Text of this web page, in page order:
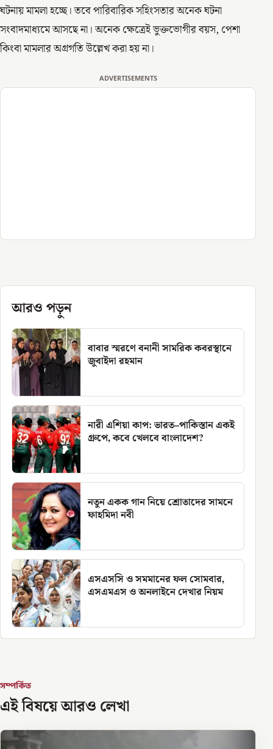
ঘটনায় মামলা হচ্ছে। তবে পারিবারিক সহিংসতার অনেক ঘটনা
সংবাদমাধ্যমে আসছে না। অনেক ক্ষেত্রেই ভুক্তভোগীর বয়স, পেশা
কিংবা মামলার অগ্রগতি উল্লেখ করা হয় না।
ADVERTISEMENTS
আরও পড়ুন
বাবার স্মরণে বনানী সামরিক কবরস্থানে
জুবাইদা রহমান
নারী এশিয়া কাপ: ভারত–পাকিস্তান একই
গ্রুপে, কবে খেলবে বাংলাদেশ?
নতুন একক গান নিয়ে শ্রোতাদের সামনে
ফাহমিদা নবী
এসএসসি ও সমমানের ফল সোমবার,
এসএমএস ও অনলাইনে দেখার নিয়ম
সম্পর্কিত
এই বিষয়ে আরও লেখা